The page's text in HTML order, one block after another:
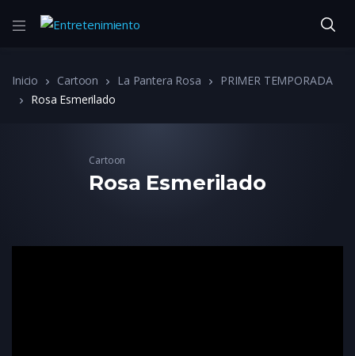
Inicio Cartoon La Pantera Rosa
PRIMER TEMPORADA
Rosa Esmerilado
Cartoon
Rosa Esmerilado